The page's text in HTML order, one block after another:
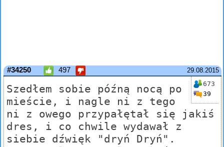
29.08.2015
#34250 497
673
39
Szedłem sobie późną nocą po
mieście, i nagle ni z tego
ni z owego przypałętał się jakiś
dres, i co chwile wydawał z
siebie dźwięk "dryń Dryń".